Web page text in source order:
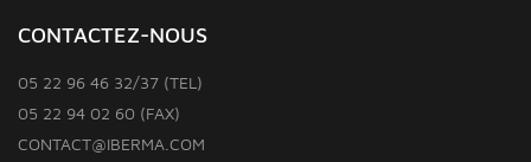
CONTACTEZ-NOUS
05 22 96 46 32/37 (TEL)
05 22 94 02 60 (FAX)
CONTACT@IBERMA.COM